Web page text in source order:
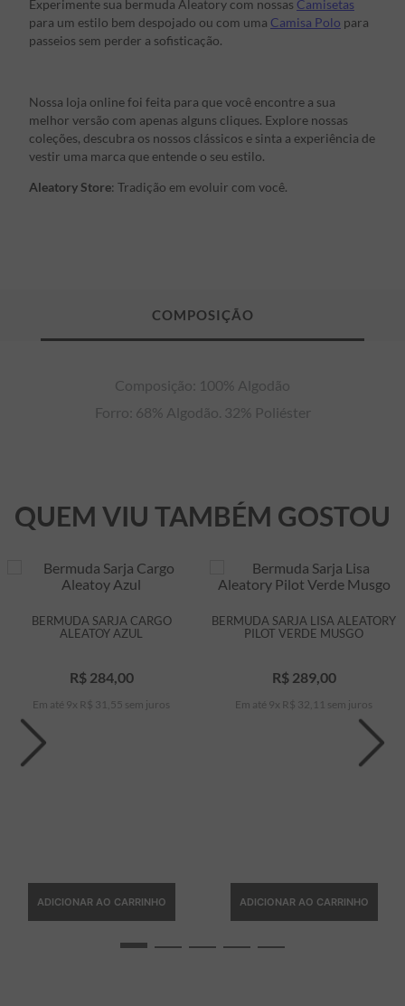
Experimente sua bermuda Aleatory com nossas Camisetas
para um estilo bem despojado ou com uma Camisa Polo para
passeios sem perder a sofisticação.
Nossa loja online foi feita para que você encontre a sua
melhor versão com apenas alguns cliques. Explore nossas
coleções, descubra os nossos clássicos e sinta a experiência de
vestir uma marca que entende o seu estilo.
Aleatory Store: Tradição em evoluir com você.
Composição: 100% Algodão
Forro: 68% Algodão. 32% Poliéster
QUEM VIU TAMBÉM GOSTOU
BERMUDA SARJA CARGO
ALEATOY AZUL
R$ 284,00
Em até 9 x R$ 31 55 sem juros
ADICIONAR AO CARRINHO
BERMUDA SARJA LISA ALEATORY
PILOT VERDE MUSGO
R$ 289,00
Em até 9 x R$ 32 11 sem juros
ADICIONAR AO CARRINHO